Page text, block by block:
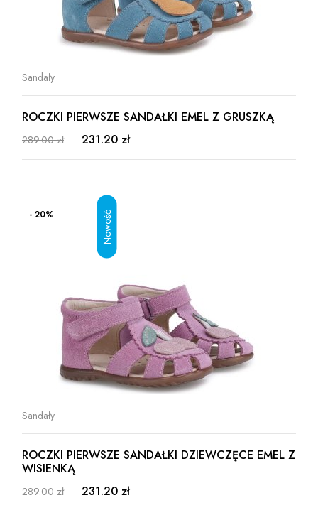
Sandały
ROCZKI PIERWSZE SANDAŁKI EMEL Z GRUSZKĄ
289.00 zł 231.20 zł
- 20%
Sandały
ROCZKI PIERWSZE SANDAŁKI DZIEWCZĘCE EMEL Z
WISIENKĄ
289.00 zł 231.20 zł